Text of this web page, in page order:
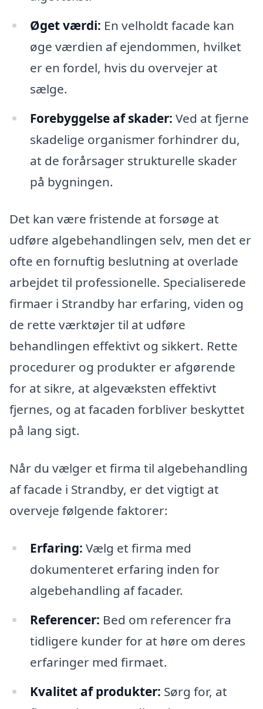
Øget værdi: En velholdt facade kan
øge værdien af ejendommen, hvilket
er en fordel, hvis du overvejer at
sælge.
Forebyggelse af skader: Ved at fjerne
skadelige organismer forhindrer du,
at de forårsager strukturelle skader
på bygningen.
Det kan være fristende at forsøge at
udføre algebehandlingen selv, men det er
ofte en fornuftig beslutning at overlade
arbejdet til professionelle. Specialiserede
firmaer i Strandby har erfaring, viden og
de rette værktøjer til at udføre
behandlingen effektivt og sikkert. Rette
procedurer og produkter er afgørende
for at sikre, at algevæksten effektivt
fjernes, og at facaden forbliver beskyttet
på lang sigt.
Når du vælger et firma til algebehandling
af facade i Strandby, er det vigtigt at
overveje følgende faktorer:
Erfaring: Vælg et firma med
dokumenteret erfaring inden for
algebehandling af facader.
Referencer: Bed om referencer fra
tidligere kunder for at høre om deres
erfaringer med firmaet.
Kvalitet af produkter: Sørg for, at